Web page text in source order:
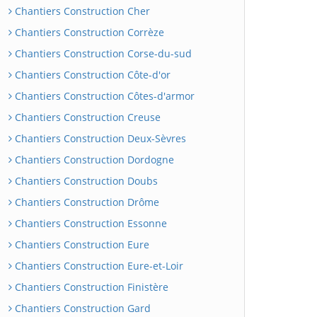
Chantiers Construction Cher
Chantiers Construction Corrèze
Chantiers Construction Corse-du-sud
Chantiers Construction Côte-d'or
Chantiers Construction Côtes-d'armor
Chantiers Construction Creuse
Chantiers Construction Deux-Sèvres
Chantiers Construction Dordogne
Chantiers Construction Doubs
Chantiers Construction Drôme
Chantiers Construction Essonne
Chantiers Construction Eure
Chantiers Construction Eure-et-Loir
Chantiers Construction Finistère
Chantiers Construction Gard